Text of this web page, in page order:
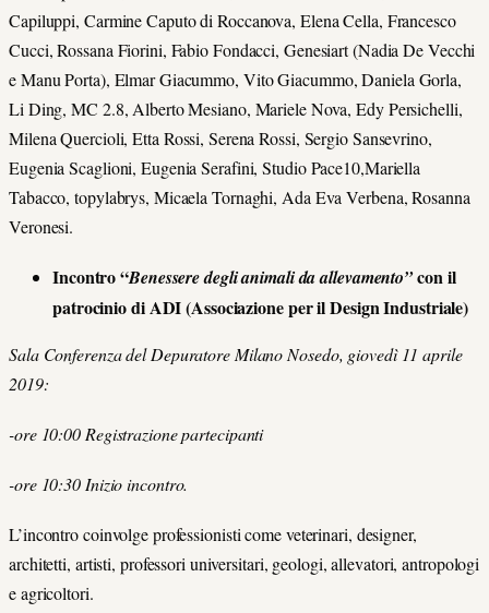
Capiluppi, Carmine Caputo di Roccanova, Elena Cella, Francesco
Cucci, Rossana Fiorini, Fabio Fondacci, Genesiart (Nadia De Vecchi
e Manu Porta), Elmar Giacummo, Vito Giacummo, Daniela Gorla,
Li Ding, MC 2.8, Alberto Mesiano, Mariele Nova, Edy Persichelli,
Milena Quercioli, Etta Rossi, Serena Rossi, Sergio Sansevrino,
Eugenia Scaglioni, Eugenia Serafini, Studio Pace10,Mariella
Tabacco, topylabrys, Micaela Tornaghi, Ada Eva Verbena, Rosanna
Veronesi.
Incontro “Benessere degli animali da allevamento”con il
patrocinio di ADI (Associazione per il Design Industriale)
Sala Conferenza del Depuratore Milano Nosedo, giovedì 11 aprile
2019:
-ore 10:00 Registrazione partecipanti
-ore 10:30 Inizio incontro.
L’incontro coinvolge professionisti come veterinari, designer,
architetti, artisti, professori universitari, geologi, allevatori, antropologi
e agricoltori.